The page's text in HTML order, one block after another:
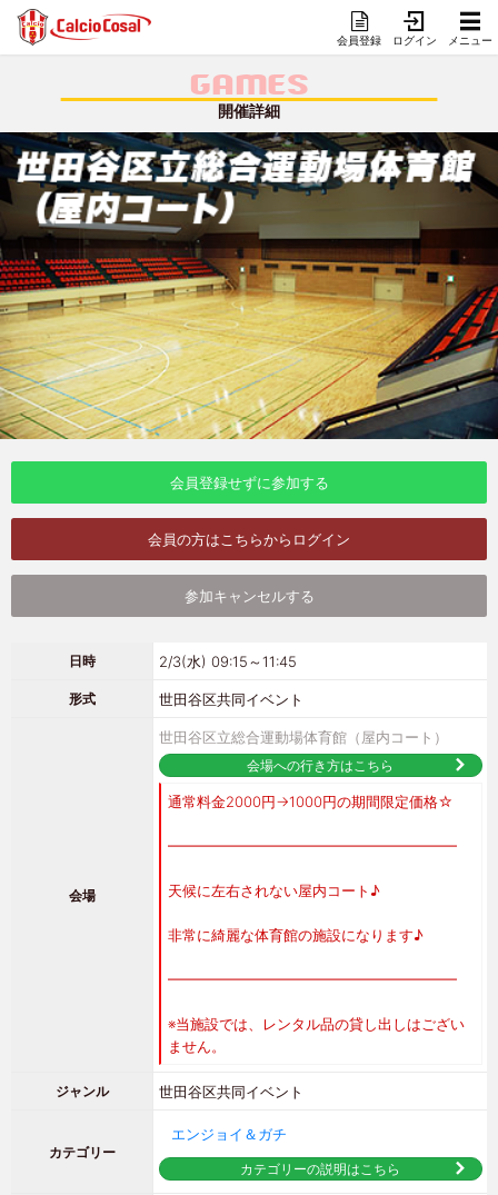
会員登録 ログイン メニュー
GAMES
開催詳細
会員登録せずに参加する
会員の方はこちらからログイン
参加キャンセルする
日時 2/3(水) 09:15～11:45
形式 世田谷区共同イベント
会場
世田谷区立総合運動場体育館（屋内コート）
会場への行き方はこちら
通常料金2000円→1000円の期間限定価格☆
━━━━━━━━━━━━━━━━━━━━
天候に左右されない屋内コート♪
非常に綺麗な体育館の施設になります♪
━━━━━━━━━━━━━━━━━━━━
※当施設では、レンタル品の貸し出しはござい
ません。
ジャンル 世田谷区共同イベント
カテゴリー
エンジョイ＆ガチ
カテゴリーの説明はこちら